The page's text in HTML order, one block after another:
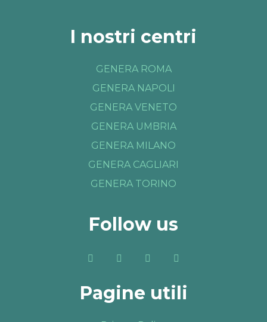
I nostri centri
GENERA ROMA
GENERA NAPOLI
GENERA VENETO
GENERA UMBRIA
GENERA MILANO
GENERA CAGLIARI
GENERA TORINO
Follow us
Pagine utili